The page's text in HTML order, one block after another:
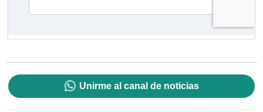
Unirme al canal de noticias